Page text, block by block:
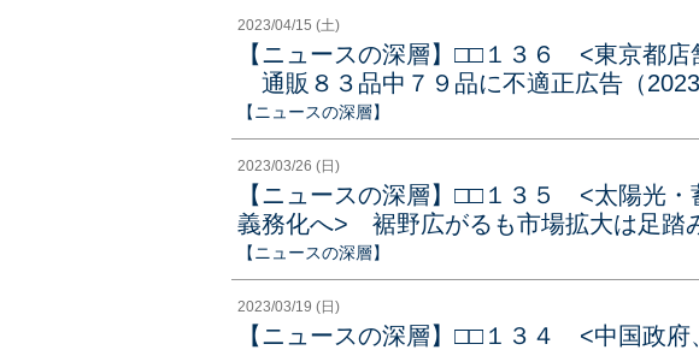
2023/04/15 (土)
【ニュースの深層】□□１３６ <東京都
通販８３品中７９品に不適正広告（2023
【ニュースの深層】
2023/03/26 (日)
【ニュースの深層】□□１３５ <太陽光
義務化へ> 裾野広がるも市場拡大は足踏
【ニュースの深層】
2023/03/19 (日)
【ニュースの深層】□□１３４ <中国政